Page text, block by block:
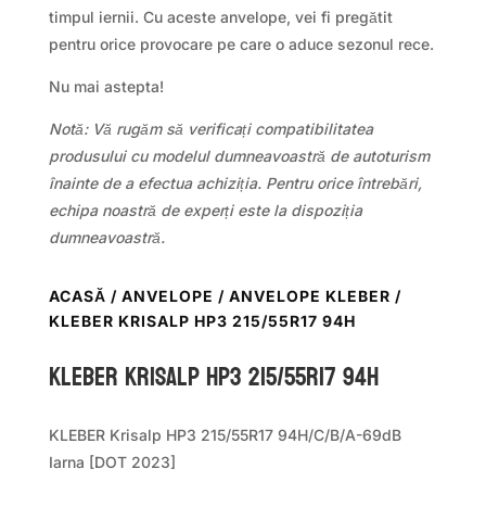
timpul iernii. Cu aceste anvelope, vei fi pregătit
pentru orice provocare pe care o aduce sezonul rece.
Nu mai astepta!
Notă: Vă rugăm să verificați compatibilitatea
produsului cu modelul dumneavoastră de autoturism
înainte de a efectua achiziția. Pentru orice întrebări,
echipa noastră de experți este la dispoziția
dumneavoastră.
ACASĂ / ANVELOPE / ANVELOPE KLEBER /
KLEBER KRISALP HP3 215/55R17 94H
Kleber KRISALP HP3 215/55R17 94H
KLEBER Krisalp HP3 215/55R17 94H/C/B/A-69dB
Iarna [DOT 2023]